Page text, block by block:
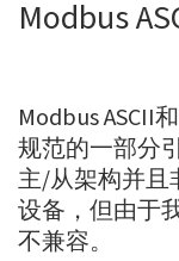
Modbus
Modbus ASCII
规范的一部分
主/从架构并且
设备，但由于
不兼容。